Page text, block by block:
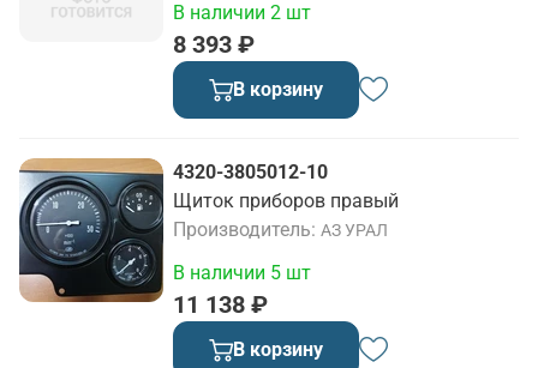
8 393 ₽
В наличии 2 шт
В корзину
4320-3805012-10
Щиток приборов правый
Производитель АЗ УРАЛ
11 138 ₽
В наличии 5 шт
В корзину